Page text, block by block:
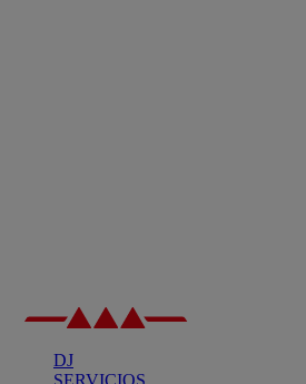
DJ
SERVICIOS